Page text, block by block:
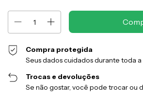
Compra protegida
Seus dados cuidados durante toda
Trocas e devoluções
Se não gostar, você pode trocar ou